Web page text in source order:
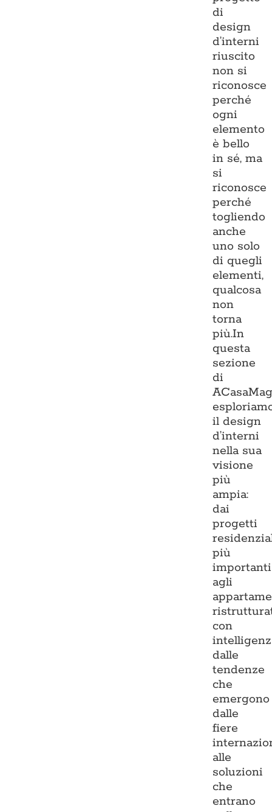
di
design
d’interni
riuscito
non si
riconosce
perché
ogni
elemento
è bello
in sé, ma
si
riconosce
perché
togliendo
anche
uno solo
di quegli
elementi,
qualcosa
non
torna
più.In
questa
sezione
di
il design
d’interni
nella sua
visione
più
ampia:
dai
progetti
più
importanti
agli
con
dalle
tendenze
che
emergono
dalle
fiere
alle
soluzioni
che
entrano